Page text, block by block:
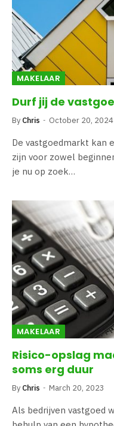
MAKELAAR
Durf jij de
By Chris October 20, 2024
De vastgoedmarkt kan
zijn voor zowel
je nu op zoek…
MAKELAAR
Risico-opslag
soms erg duur
By Chris March 20, 2023
Als bedrijven vastgoed